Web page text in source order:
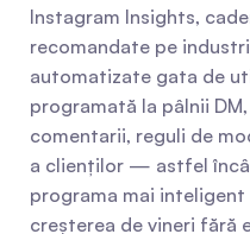
Instagram Insights,
recomandate pe
automatizate gata de
programată la pâlnii
comentarii, reguli de
a clienților — astfel
programa mai inteligent
creșterea de vineri fără